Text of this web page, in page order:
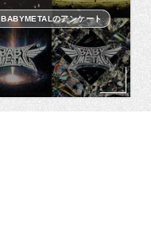
BABYMETALのアンケート